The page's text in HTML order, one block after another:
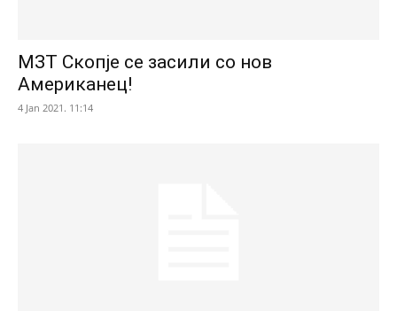
МЗТ Скопје се засили со нов
Американец!
4 Jan 2021. 11:14